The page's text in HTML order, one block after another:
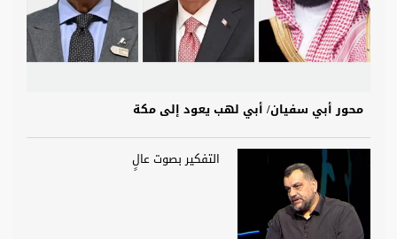
محور أبي سفيان/ أبي لهب يعود إلى مكة
التفكير بصوت عالٍ